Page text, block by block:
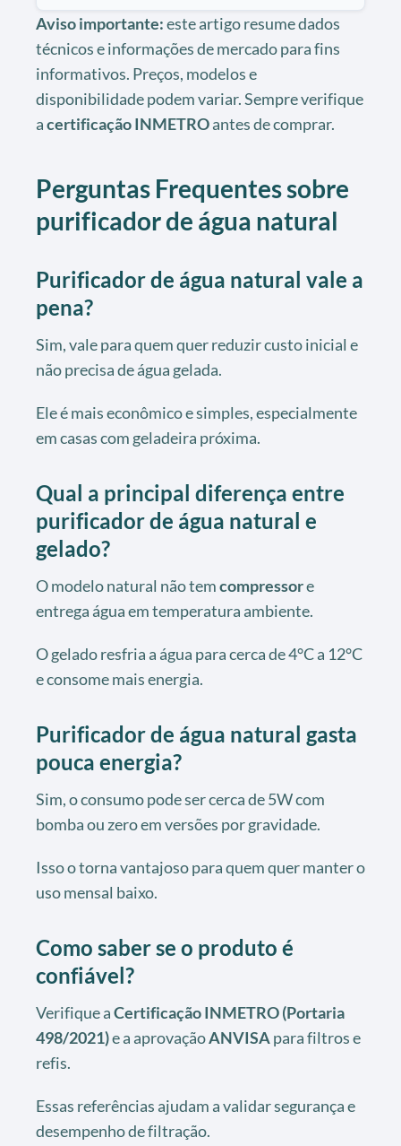
Aviso importante:este artigo resume dados
técnicos e informações de mercado para fins
informativos. Preços, modelos e
disponibilidade podem variar. Sempre verifique
acertificaçãoINMETROantes de comprar.
Perguntas Frequentes sobre
purificador de água natural
Purificador de água natural vale a
pena?
Sim, vale para quem quer reduzir custo inicial e
não precisa de água gelada.
Ele é mais econômico e simples, especialmente
em casas com geladeira próxima.
Qual a principal diferença entre
purificador de água natural e
gelado?
O modelo natural não temcompressore
entrega água em temperatura ambiente.
O gelado resfria a água para cerca de 4°C a 12°C
e consome mais energia.
Purificador de água natural gasta
pouca energia?
Sim, o consumo pode ser cerca de 5W com
bomba ou zero em versões por gravidade.
Isso o torna vantajoso para quem quer manter o
uso mensal baixo.
Como saber se o produto é
confiável?
Verifique aCertificação INMETRO (Portaria
498/2021)e a aprovaçãoANVISApara filtros e
refis.
Essas referências ajudam a validar segurança e
desempenho de filtração.